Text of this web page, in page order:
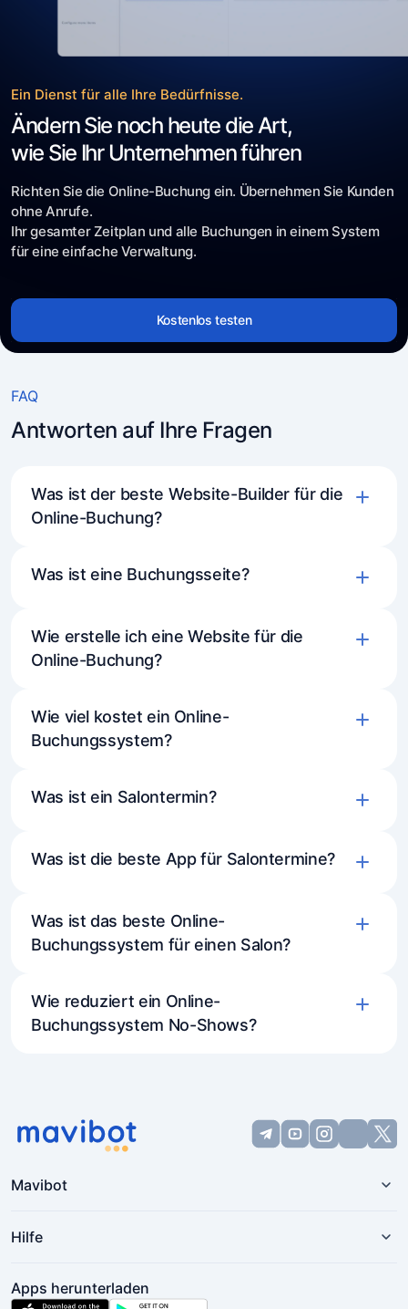
Ein Dienst für alle Ihre Bedürfnisse.
Ändern Sie noch heute die Art,
wie Sie Ihr Unternehmen führen
Richten Sie die Online-Buchung ein. Übernehmen Sie Kunden
ohne Anrufe.
Ihr gesamter Zeitplan und alle Buchungen in einem System
für eine einfache Verwaltung.
Kostenlos testen
FAQ
Antworten auf Ihre Fragen
Was ist der beste Website-Builder für die
Online-Buchung?
Was ist eine Buchungsseite?
Wie erstelle ich eine Website für die
Online-Buchung?
Wie viel kostet ein Online-
Buchungssystem?
Was ist ein Salontermin?
Was ist die beste App für Salontermine?
Was ist das beste Online-
Buchungssystem für einen Salon?
Wie reduziert ein Online-
Buchungssystem No-Shows?
Mavibot
Hilfe
Apps herunterladen